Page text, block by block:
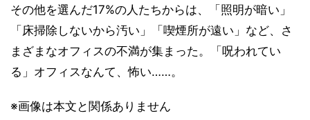
その他を選んだ17%の人たちからは、「照明が暗い」
「床掃除しないから汚い」「喫煙所が遠い」など、さ
まざまなオフィスの不満が集まった。「呪われてい
る」オフィスなんて、怖い……。
※画像は本文と関係ありません